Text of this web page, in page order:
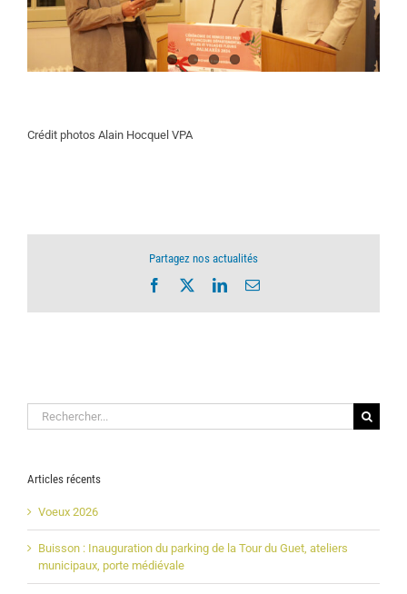
Crédit photos Alain Hocquel VPA
Partagez nos actualités
Facebook LinkedInEmail
Rechercher:
Articles récents
Voeux 2026
Buisson : Inauguration du parking de la Tour du Guet, ateliers
municipaux, porte médiévale